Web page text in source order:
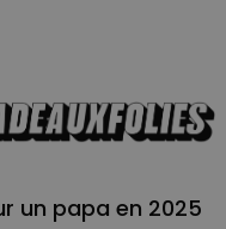
un papa en 2025